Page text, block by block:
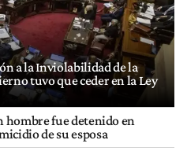
a la Inviolabilidad de la
tuvo que ceder en la Ley
hombre fue detenido en
de su esposa